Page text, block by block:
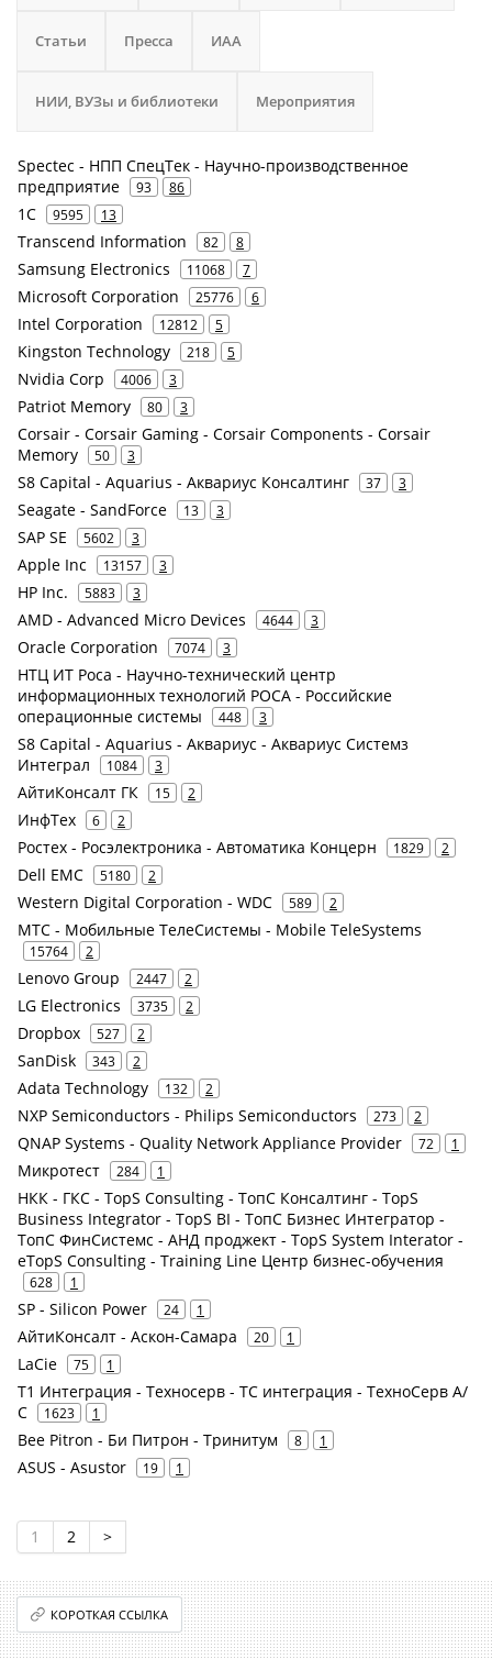
Статьи Пресса ИАА
НИИ, ВУЗы и библиотеки Мероприятия
Spectec - НПП СпецТек - Научно-производственное
предприятие
93 86
1С 9595 13
Transcend Information 82 8
Samsung Electronics 11068 7
Microsoft Corporation 25776 6
Intel Corporation 12812 5
Kingston Technology 218 5
Nvidia Corp 4006 3
Patriot Memory 80 3
Corsair - Corsair Gaming - Corsair Components - Corsair
Memory
50 3
S8 Capital - Aquarius - Аквариус Консалтинг 37 3
Seagate - SandForce 13 3
SAP SE 5602 3
Apple Inc 13157 3
HP Inc. 5883 3
AMD - Advanced Micro Devices 4644 3
Oracle Corporation 7074 3
НТЦ ИТ Роса - Научно-технический центр
информационных технологий РОСА - Российские
операционные системы
448 3
S8 Capital - Aquarius - Аквариус - Аквариус Системз
Интеграл
1084 3
АйтиКонсалт ГК 15 2
ИнфТех 6 2
Ростех - Росэлектроника - Автоматика Концерн 1829 2
Dell EMC 5180 2
Western Digital Corporation - WDC 589 2
МТС - Мобильные ТелеСистемы - Mobile TeleSystems
15764 2
Lenovo Group 2447 2
LG Electronics 3735 2
Dropbox 527 2
SanDisk 343 2
Adata Technology 132 2
NXP Semiconductors - Philips Semiconductors 273 2
QNAP Systems - Quality Network Appliance Provider 72 1
Микротест 284 1
НКК - ГКС - TopS Consulting - ТопС Консалтинг - TopS
Business Integrator - TopS BI - ТопС Бизнес Интегратор -
ТопС ФинСистемс - АНД проджект - TopS System Interator -
eTopS Consulting - Training Line Центр бизнес-обучения
628 1
SP - Silicon Power 24 1
АйтиКонсалт - Аскон-Самара 20 1
LaCie 75 1
Т1 Интеграция - Техносерв - ТС интеграция - ТехноСерв А/
С
1623 1
Bee Pitron - Би Питрон - Тринитум 8 1
ASUS - Asustor 19 1
1 2 >
КОРОТКАЯ ССЫЛКА